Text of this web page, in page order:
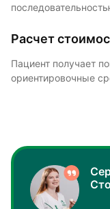
Расчет
Пациент получает
ориентировочные